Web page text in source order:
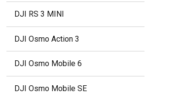
DJI RS 3 MINI
DJI Osmo Action 3
DJI Osmo Mobile 6
DJI Osmo Mobile SE